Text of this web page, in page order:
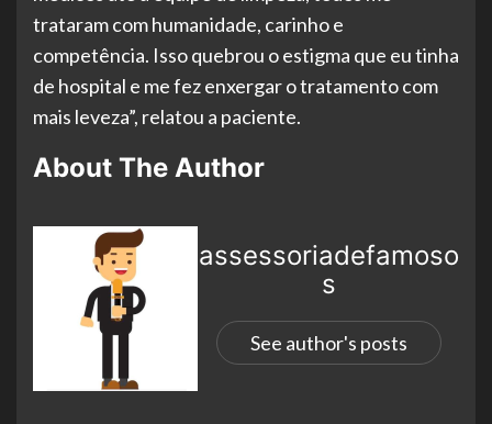
trataram com humanidade, carinho e
competência. Isso quebrou o estigma que eu tinha
de hospital e me fez enxergar o tratamento com
mais leveza”, relatou a paciente.
About The Author
assessoriadefamoso
s
See author's posts